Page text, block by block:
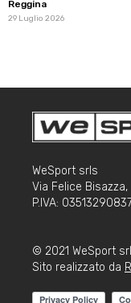
Reggina
29 Luglio 2026
WeSport srls
Via Felice
P.IVA:
© 2021 WeSport
Sito realizzato da